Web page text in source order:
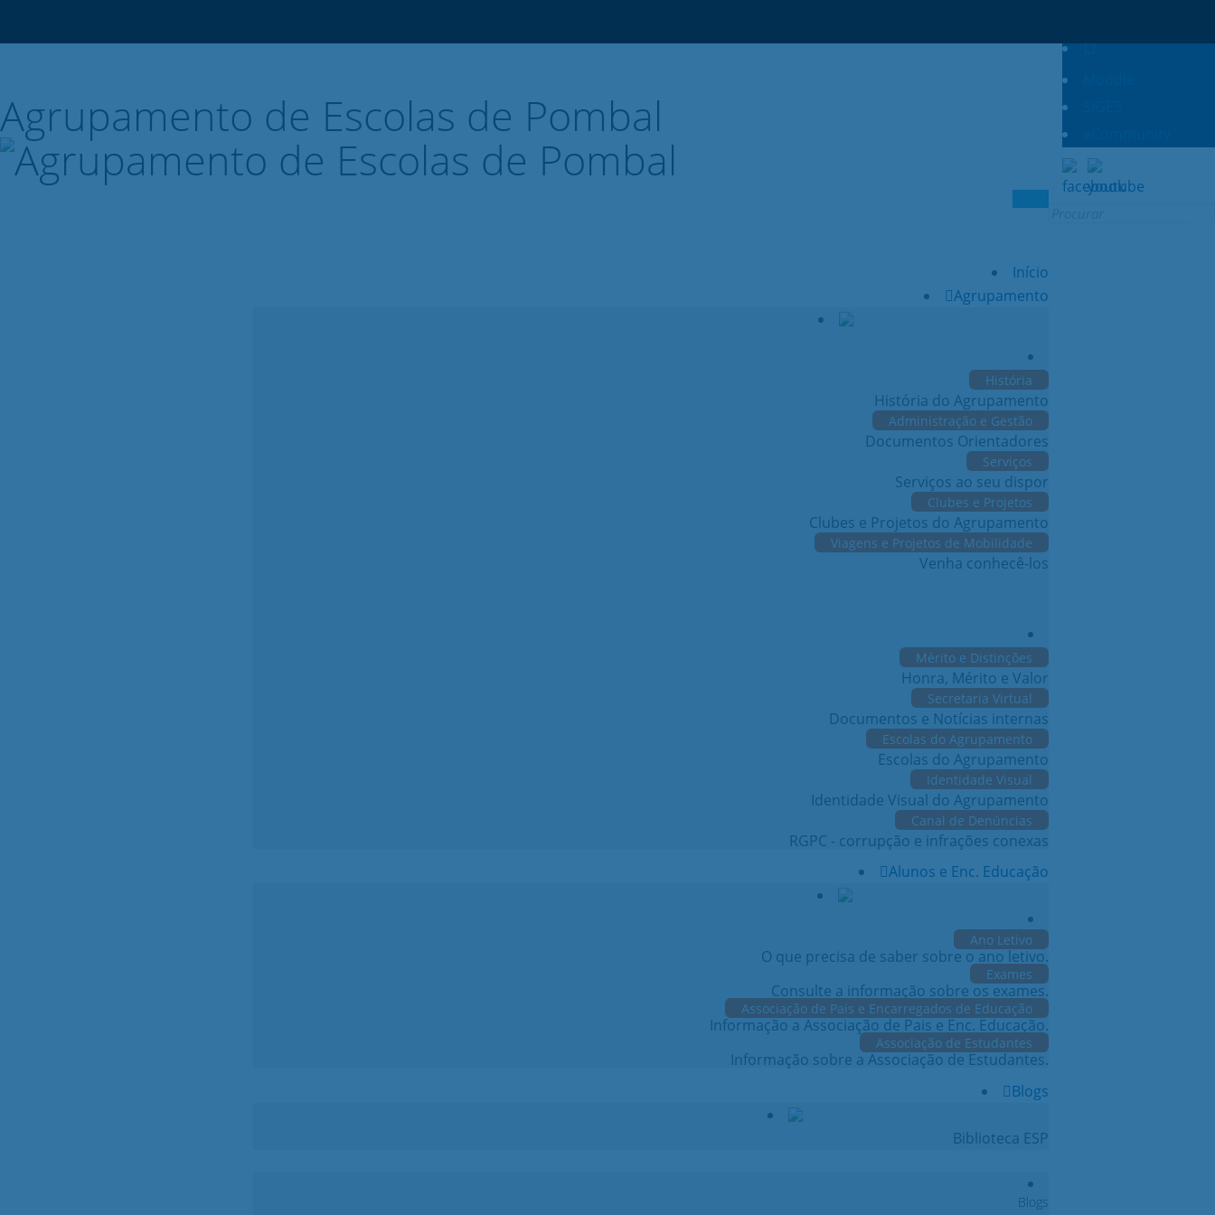
Search
Agrupamento de Escolas de Pombal
Início
Agrupamento
História
História do Agrupamento
Administração e Gestão
Documentos Orientadores
Serviços
Serviços ao seu dispor
Clubes e Projetos
Clubes e Projetos do Agrupamento
Viagens e Projetos de Mobilidade
Venha conhecê-los
Mérito e Distinções
Honra, Mérito e Valor
Secretaria Virtual
Documentos e Notícias internas
Escolas do Agrupamento
Escolas do Agrupamento
Identidade Visual
Identidade Visual do Agrupamento
Canal de Denúncias
RGPC - corrupção e infrações conexas
Alunos e Enc. Educação
Ano Letivo
O que precisa de saber sobre o ano letivo.
Exames
Consulte a informação sobre os exames.
Associação de Pais e Encarregados de Educação
Informação a Associação de Pais e Enc. Educação.
Associação de Estudantes
Informação sobre a Associação de Estudantes.
Blogs
Biblioteca ESP
Blogs